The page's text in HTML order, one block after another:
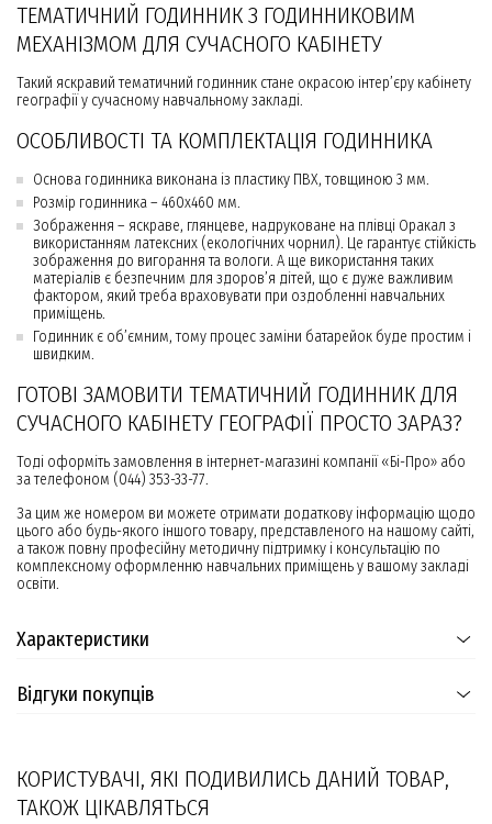
ТЕМАТИЧНИЙ ГОДИННИК З ГОДИННИКОВИМ
МЕХАНІЗМОМ ДЛЯ СУЧАСНОГО КАБІНЕТУ
Такий яскравий тематичний годинник стане окрасою інтер’єру кабінету
географії у сучасному навчальному закладі.
ОСОБЛИВОСТІ ТА КОМПЛЕКТАЦІЯ ГОДИННИКА
Основа годинника виконана із пластику ПВХ, товщиною 3 мм.
Розмір годинника – 460х460 мм.
Зображення – яскраве, глянцеве, надруковане на плівці Оракал з
використанням латексних (екологічних чорнил). Це гарантує стійкість
зображення до вигорання та вологи. А ще використання таких
матеріалів є безпечним для здоров’я дітей, що є дуже важливим
фактором, який треба враховувати при оздобленні навчальних
приміщень.
Годинник є об’ємним, тому процес заміни батарейок буде простим і
швидким.
ГОТОВІ ЗАМОВИТИ ТЕМАТИЧНИЙ ГОДИННИК ДЛЯ
СУЧАСНОГО КАБІНЕТУ ГЕОГРАФІЇ ПРОСТО ЗАРАЗ?
Тоді оформіть замовлення в інтернет-магазині компанії «Бі-Про» або
за телефоном (044) 353-33-77.
За цим же номером ви можете отримати додаткову інформацію щодо
цього або будь-якого іншого товару, представленого на нашому сайті,
а також повну професійну методичну підтримку і консультацію по
комплексному оформленню навчальних приміщень у вашому закладі
освіти.
Характеристики
Відгуки покупців
КОРИСТУВАЧІ, ЯКІ ПОДИВИЛИСЬ ДАНИЙ ТОВАР,
ТАКОЖ ЦІКАВЛЯТЬСЯ